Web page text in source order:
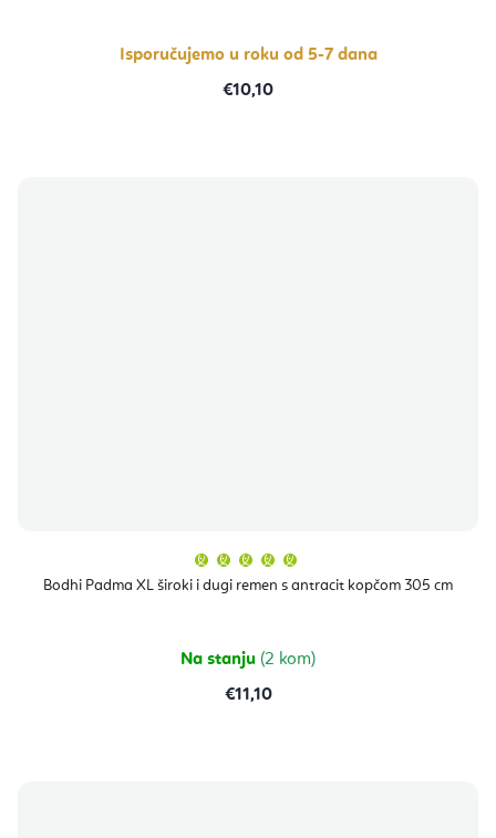
Isporučujemo u roku od 5-7 dana
€10,10
Bodhi Padma XL široki i dugi remen s antracit kopčom 305 cm
proizvoda
je
zvjezdica.
Na stanju (2 kom)
€11,10